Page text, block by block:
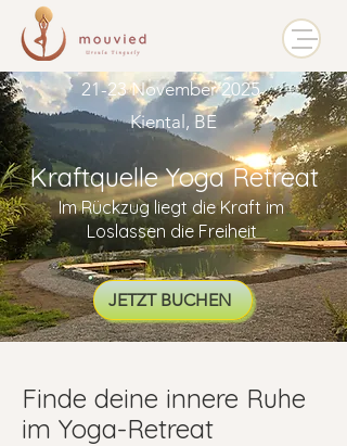
21-23 November 2025
Kiental, BE
Kraftquelle Yoga Retreat
Im Rückzug liegt die Kraft im
Loslassen die Freiheit
JETZT BUCHEN
Finde deine innere Ruhe
im Yoga-Retreat